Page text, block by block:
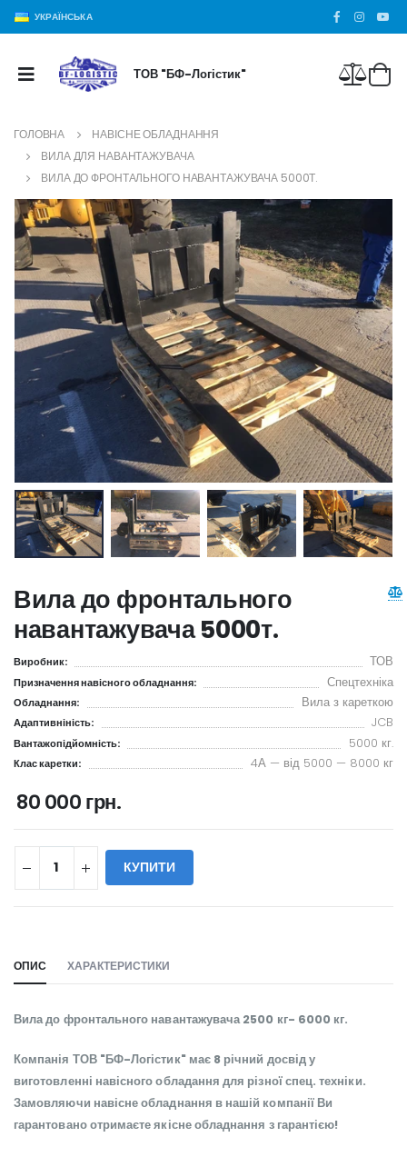
УКРАЇНСЬКА
ТОВ "БФ-Логістик"
ГОЛОВНА
НАВІСНЕ ОБЛАДНАННЯ
ВИЛА ДЛЯ НАВАНТАЖУВАЧА
ВИЛА ДО ФРОНТАЛЬНОГО НАВАНТАЖУВАЧА 5000Т.
Вила до фронтального
навантажувача 5000т.
Виробник: ТОВ
Призначення навісного обладнання: Спецтехніка
Обладнання: Вила з кареткою
Адаптивніність: JCB
Вантажопідйомність: 5000 кг.
Клас каретки: 4А — від 5000 — 8000 кг
80 000 грн.
КУПИТИ
ОПИС ХАРАКТЕРИСТИКИ
Вила до фронтального навантажувача 2500 кг- 6000 кг.
Компанія ТОВ "БФ-Логістик" має 8 річний досвід у
виготовленні навісного обладання для різної спец. техніки.
Замовляючи навісне обладнання в нашій компанії Ви
гарантовано отримаєте якісне обладнання з гарантією!